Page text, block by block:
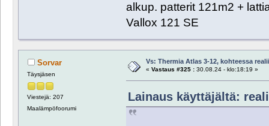
alkup. patterit 121m2 +
Vallox 121 SE
Sorvar
Täysjäsen
Viestejä: 207
Maalämpöfoorumi
Vs: Thermia Atlas 3-12, kohteessa realii
« Vastaus #325 :30.08.24 - klo:18:19 »
Lainaus käyttäjältä: